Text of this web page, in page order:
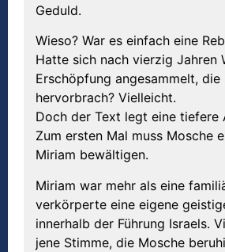
Geduld.
Wieso? War es einfach eine
Hatte sich nach vierzig Jahren
Erschöpfung angesammelt, die
hervorbrach? Vielleicht.
Doch der Text legt eine tiefere
Zum ersten Mal muss Mosche
Miriam bewältigen.
Miriam war mehr als eine
verkörperte eine eigene
innerhalb der Führung Israels.
jene Stimme, die Mosche